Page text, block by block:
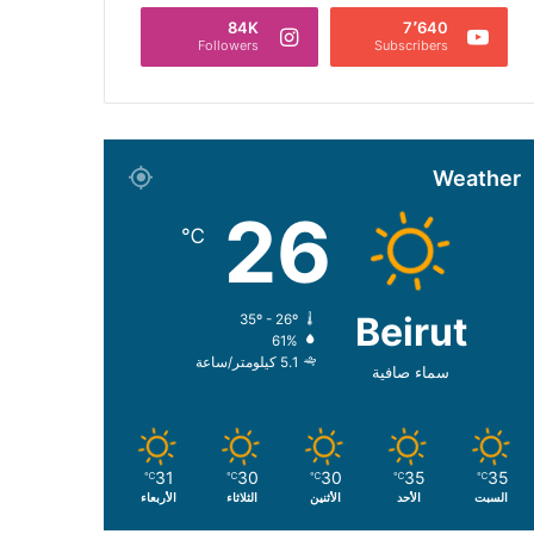
7٬640
Subscribers
84K
Followers
Weather
Beirut
سماء صافية
26
℃
35º - 26º
61%
5.1 كيلومتر/ساعة
35
℃
السبت
35
℃
الأحد
30
℃
الأثنين
30
℃
الثلاثاء
31
℃
الأربعاء